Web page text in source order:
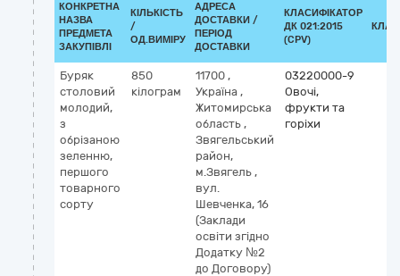
КОНКРЕТНА
НАЗВА
ПРЕДМЕТА
ЗАКУПІВЛІ
КІЛЬКІСТЬ
/
ОД.ВИМІРУ
АДРЕСА
ДОСТАВКИ /
ПЕРІОД
ДОСТАВКИ
КЛАСИФІКАТОР
ДК 021:2015
(CPV)
Буряк
столовий
молодий,
з
обрізаною
зеленню,
першого
товарного
сорту
850
кілограм
11700 ,
Україна ,
Житомирська
область ,
Звягельський
район,
м.Звягель ,
вул.
Шевченка, 16
(Заклади
освіти згідно
Додатку №2
до Договору)
03220000-9
Овочі,
фрукти та
горіхи